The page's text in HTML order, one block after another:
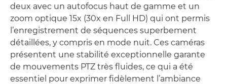
deux avec un autofocus haut de gamme et un
zoom optique 15x (30x en Full HD) qui ont permis
l’enregistrement de séquences superbement
détaillées, y compris en mode nuit. Ces caméras
présentent une stabilité exceptionnelle garante
de mouvements PTZ très fluides, ce qui a été
essentiel pour exprimer fidèlement l’ambiance